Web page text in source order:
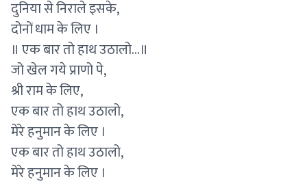
दुनिया से निराले इसके,
दोनों धाम के लिए ।
॥ एक बार तो हाथ उठालो...॥
जो खेल गये प्राणो पे,
श्री राम के लिए,
एक बार तो हाथ उठालो,
मेरे हनुमान के लिए ।
एक बार तो हाथ उठालो,
मेरे हनुमान के लिए ।